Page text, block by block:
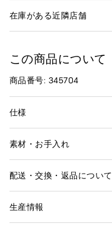
在庫がある近隣店舗
この商品について
商品番号: 345704
仕様
素材・お手入れ
配送・交換・返品について
生産情報